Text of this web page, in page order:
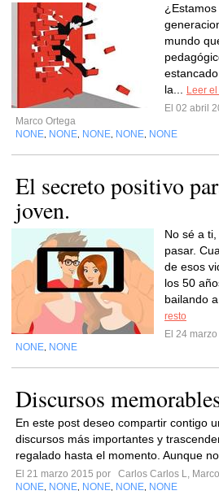
mundo
la...
Leer
El 02 abril
Marco Ortega
NONE NONE NONE NONE NONE
El secreto positivo
joven.
No sé a
pasar.
de esos
los 50
bailando
resto
El 24
NONE NONE
Discursos
En este post deseo compartir contigo
discursos más importantes y
regalado hasta el momento. Aunque
El 21 marzo 2015 por
Carlos Carlos L,
NONE NONE NONE NONE NONE